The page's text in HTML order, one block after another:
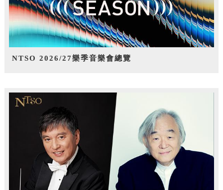
NTSO 2026/27樂季音樂會總覽